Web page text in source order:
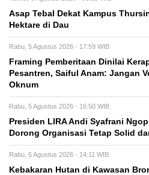
Asap Tebal Dekat Kampus
Hektare di Dau
Rabu, 5 Agustus 2026 - 17:59 WIB
Framing Pemberitaan Dinilai
Pesantren, Saiful Anam: Jangan
Oknum
Rabu, 5 Agustus 2026 - 16:50 WIB
Presiden LIRA Andi Syafrani
Dorong Organisasi Tetap Solid
Rabu, 5 Agustus 2026 - 14:11 WIB
Kebakaran Hutan di Kawasan